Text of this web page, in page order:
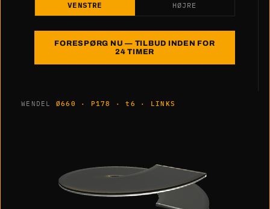
VENSTRE HØJRE
FORESPØRG NU — TILBUD INDEN FOR
24 TIMER
WENDEL Ø660 · P178 · t6 · LINKS